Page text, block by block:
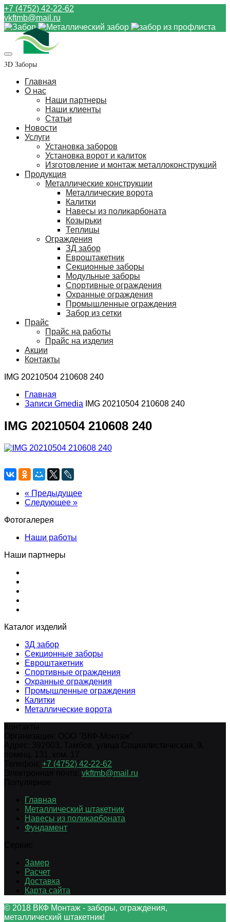
+7 (4752) 42-22-62
vkftmb@mail.ru
3D Заборы
Главная
О нас
Наши партнеры
Наши клиенты
Статьи
Новости
Услуги
Установка заборов
Установка ворот и калиток
Изготовление и монтаж металлоконструкций
Продукция
Металлические конструкции
Металлические ворота
Калитки
Навесы из поликарбоната
Козырьки
Теплицы
Ограждения
ЗД забор
Евроштакетник
Секционные заборы
Модульные заборы
Спортивные ограждения
Охранные ограждения
Промышленные ограждения
Забор из сетки
Прайс
Прайс на работы
Прайс на изделия
Акции
Контакты
IMG 20210504 210608 240
Главная
Записи Gmedia
IMG 20210504 210608 240
IMG 20210504 210608 240
« Предыдущее
Следующее »
Фотогалерея
Наши работы
Наши партнеры
Каталог изделий
3Д забор
Секционные заборы
Евроштакетник
Спортивные ограждения
Охранные ограждения
Промышленные ограждения
Калитки
Металлические ворота
+7 (4752) 42-22-62
vkftmb@mail.ru
Главная
Металлический штакетник
Навесы из поликарбоната
Фундамент
Замер
Расчет
Доставка
Карта сайта
© 2018 ВКФ Монтаж - заборы, ограждения,
металлический штакетник!